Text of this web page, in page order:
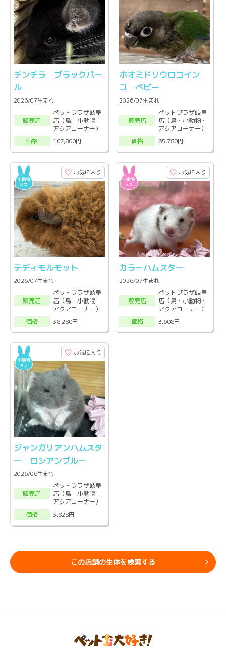
チンチラ ブラックパー
ル
2026/07生まれ
販売店
ペットプラザ岐阜
店（鳥・小動物・
アクアコーナー）
価格
107,800円
ホオミドリウロコイン
コ ベビー
2026/07生まれ
販売店
ペットプラザ岐阜
店（鳥・小動物・
アクアコーナー）
価格
65,780円
お気に入り
テディモルモット
2026/07生まれ
販売店
ペットプラザ岐阜
店（鳥・小動物・
アクアコーナー）
価格
38,280円
お気に入り
カラーハムスター
2026/07生まれ
販売店
ペットプラザ岐阜
店（鳥・小動物・
アクアコーナー）
価格
3,608円
お気に入り
ジャンガリアンハムスタ
ー ロシアンブルー
2026/06生まれ
販売店
ペットプラザ岐阜
店（鳥・小動物・
アクアコーナー）
価格
3,828円
この店舗の生体を検索する